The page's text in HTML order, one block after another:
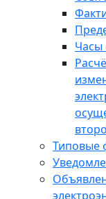
Часы
Типовые